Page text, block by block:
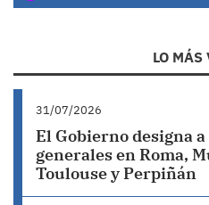
LO MÁS
31/07/2026
El Gobierno designa
generales en Roma,
Toulouse y Perpiñán